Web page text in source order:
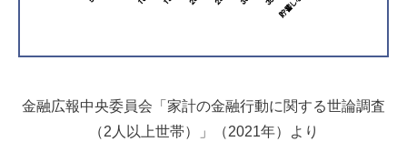
金融広報中央委員会「家計の金融行動に関する世論調査
（2人以上世帯）」（2021年）より